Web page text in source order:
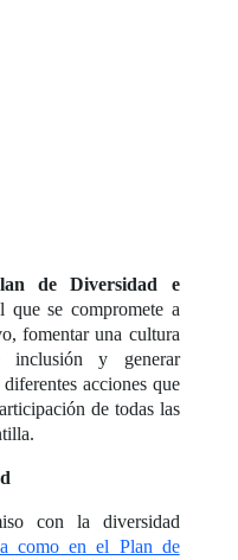
de Diversidad e
que se compromete a
fomentar una cultura
inclusión y generar
acciones que
de todas las
con la diversidad
como en el Plan de